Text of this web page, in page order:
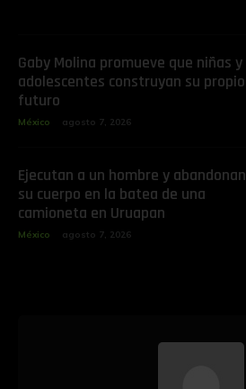
Gaby Molina promueve que niñas y
adolescentes construyan su propio
futuro
México agosto 7, 2026
Ejecutan a un hombre y abandonan
su cuerpo en la batea de una
camioneta en Uruapan
México agosto 7, 2026